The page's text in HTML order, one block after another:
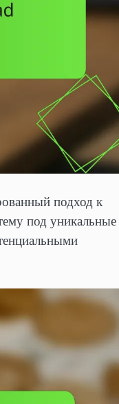
подход к
под уникальные